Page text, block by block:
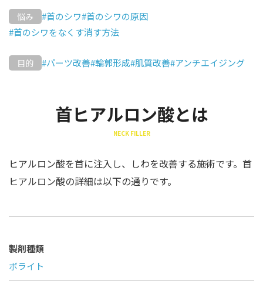
悩み #首のシワ#首のシワの原因
#首のシワをなくす消す方法
目的 #パーツ改善#輪郭形成#肌質改善#アンチエイジング
首ヒアルロン酸とは
NECK FILLER
ヒアルロン酸を首に注入し、しわを改善する施術です。首
ヒアルロン酸の詳細は以下の通りです。
製剤種類
ボライト